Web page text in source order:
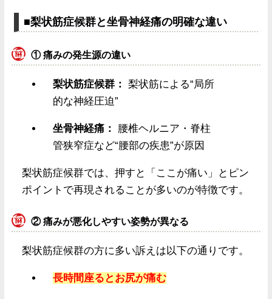
■梨状筋症候群と坐骨神経痛の明確な違い
①痛みの発生源の違い
梨状筋症候群： 梨状筋による“局所
的な神経圧迫”
坐骨神経痛：
腰椎ヘルニア・脊柱
管狭窄症など“腰部の疾患”が原因
梨状筋症候群では、押すと「ここが痛い」とピン
ポイントで再現されることが多いのが特徴です。
②痛みが悪化しやすい姿勢が異なる
梨状筋症候群の方に多い訴えは以下の通りです。
長時間座るとお尻が痛む